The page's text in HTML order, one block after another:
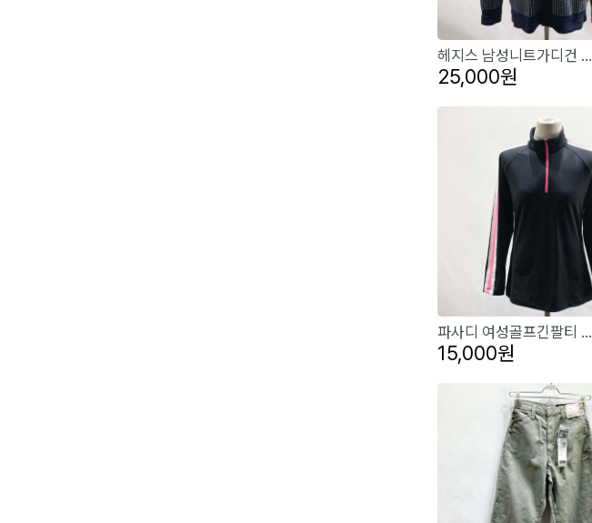
헤지스 남성니트가디건 ...
25,000원
파사디 여성골프긴팔티 ...
15,000원